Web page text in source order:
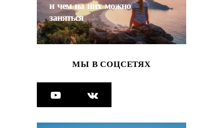
и чем на них можно
заняться
МЫ В СОЦСЕТЯХ